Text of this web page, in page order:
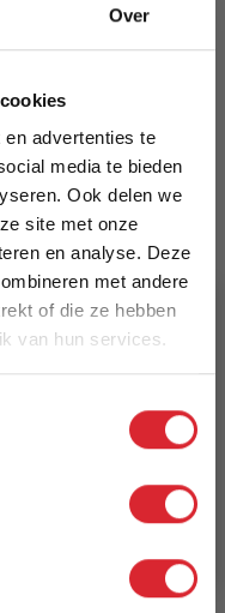
Over
advertenties te
media te bieden
Ook delen we
site met onze
en analyse. Deze
met andere
of die ze hebben
van hun services.
Uniek
formaten